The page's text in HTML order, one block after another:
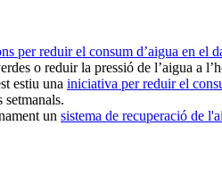
per reduir el consum d’aigua en el
o reduir la pressió de l’aigua a
estiu una iniciativa per reduir el
setmanals.
un sistema de recuperació de